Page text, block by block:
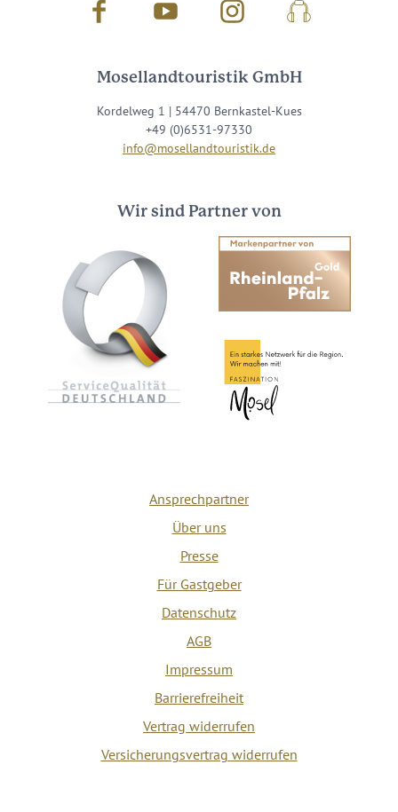
Facebook Youtube InstagramPodcast
Mosellandtouristik GmbH
Kordelweg 1 | 54470 Bernkastel-Kues
+49 (0)6531-97330
info@mosellandtouristik.de
Wir sind Partner von
Ansprechpartner
Über uns
Presse
Für Gastgeber
Datenschutz
AGB
Impressum
Barrierefreiheit
Vertrag widerrufen
Versicherungsvertrag widerrufen